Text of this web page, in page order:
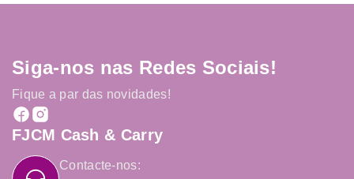
Siga-nos nas Redes Sociais!
Fique a par das novidades!
FJCM Cash & Carry
Contacte-nos: